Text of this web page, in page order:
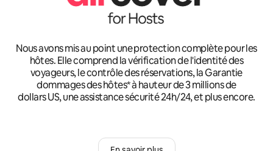
Nous avons mis au point une protection complète pour les
hôtes. Elle comprend la vérification de l'identité des
voyageurs, le contrôle des réservations, la Garantie
dommages des hôtes* à hauteur de 3 millions de
dollars US, une assistance sécurité 24h/24, et plus encore.